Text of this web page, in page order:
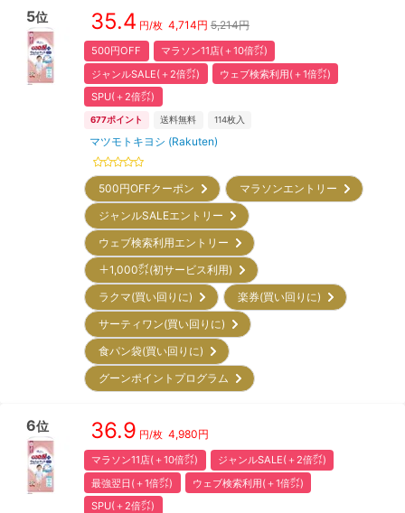
5位 35.4 円/枚 4,714円 5,214円
500円OFF
マラソン11店(＋10倍㌽)
ジャンルSALE(＋2倍㌽)
ウェブ検索利用(＋1倍㌽)
SPU(＋2倍㌽)
677ポイント 送料無料 114枚入
マツモトキヨシ (Rakuten)
500円OFFクーポン
マラソンエントリー
ジャンルSALEエントリー
ウェブ検索利用エントリー
＋1,000㌽(初サービス利用)
ラクマ(買い回りに)
楽券(買い回りに)
サーティワン(買い回りに)
食パン袋(買い回りに)
グーンポイントプログラム
6位 36.9 円/枚 4,980円
マラソン11店(＋10倍㌽)
ジャンルSALE(＋2倍㌽)
最強翌日(＋1倍㌽)
ウェブ検索利用(＋1倍㌽)
SPU(＋2倍㌽)